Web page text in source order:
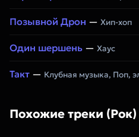
Позывной Дрон — Хип-хоп
Один шершень — Хаус
Такт — Клубная музыка, Поп,
Похожие треки (Рок)